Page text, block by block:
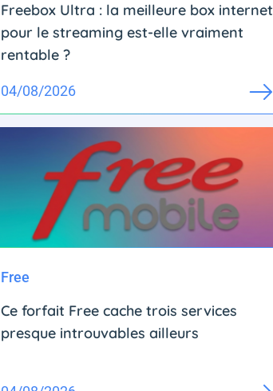
Freebox Ultra : la meilleure box internet
pour le streaming est-elle vraiment
rentable ?
04/08/2026
Free
Ce forfait Free cache trois services
presque introuvables ailleurs